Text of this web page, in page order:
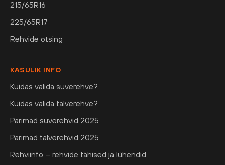
215/65R16
225/65R17
Rehvide otsing
KASULIK INFO
Kuidas valida suverehve?
Kuidas valida talverehve?
Parimad suverehvid 2025
Parimad talverehvid 2025
Rehviinfo – rehvide tähised ja lühendid